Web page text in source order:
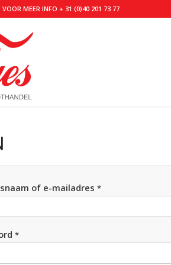
MEER INFO + 31 (0)40 201 73 77
of e-mailadres *
*